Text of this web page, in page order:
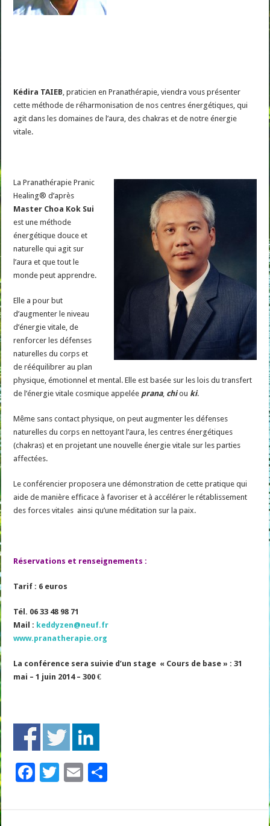
Kédira TAIEB, praticien en Pranathérapie, viendra vous présenter
cette méthode de réharmonisation de nos centres énergétiques, qui
agit dans les domaines de l’aura, des chakras et de notre énergie
vitale.
La Pranathérapie Pranic
Healing® d’après
Master Choa Kok Sui
est une méthode
énergétique douce et
naturelle qui agit sur
l’aura et que tout le
monde peut apprendre.
Elle a pour but
d’augmenter le niveau
d’énergie vitale, de
renforcer les défenses
naturelles du corps et
de rééquilibrer au plan
physique, émotionnel et mental. Elle est basée sur les lois du transfert
de l’énergie vitale cosmique appelée prana, chiou ki.
Même sans contact physique, on peut augmenter les défenses
naturelles du corps en nettoyant l’aura, les centres énergétiques
(chakras) et en projetant une nouvelle énergie vitale sur les parties
affectées.
Le conférencier proposera une démonstration de cette pratique qui
aide de manière efficace à favoriser et à accélérer le rétablissement
des forces vitales ainsi qu’une méditation sur la paix.
Réservations et renseignements :
Tarif : 6 euros
Tél. 06 33 48 98 71
Mail : keddyzen@neuf.fr
www.pranatherapie.org
La conférence sera suivie d’un stage « Cours de base » : 31
mai – 1 juin 2014 –300 €
F
T
E